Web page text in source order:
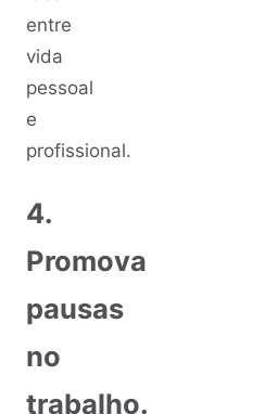
entre
vida
pessoal
e
profissional.
4.
Promova
pausas
no
trabalho.